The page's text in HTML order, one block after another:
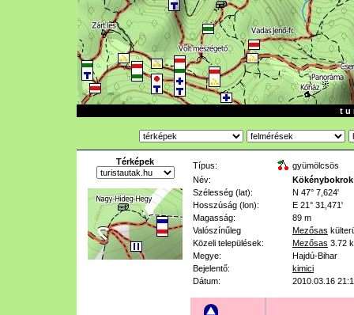
t u
Térképek Típus:
gyümölcsös
Név:
Kökénybokrok
Szélesség (lat):
N 47° 7,624'
Hosszúság (lon):
E 21° 31,471'
Magasság:
89 m
Valószínűleg
Mezősas
Közeli települések:
Mezősas 3.72
Megye:
Hajdú-Bihar
Bejelentő:
kimici
Dátum:
2010.03.16